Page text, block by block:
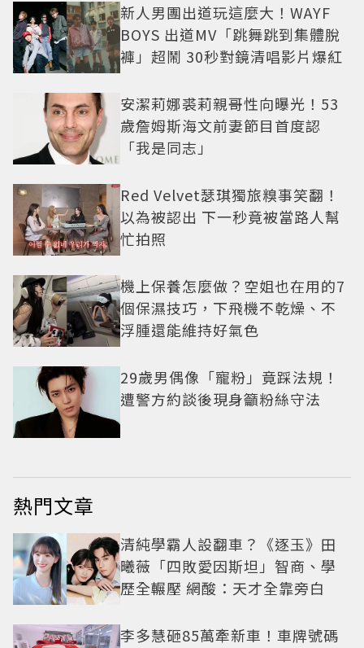
新人男團出道玩這麼大！WAYF
BOYS 出道MV「跳舞跳到集體脫
褲」超鬧 30秒對鏡清唱影片爆紅
安潔莉娜裘莉親哥性向曝光！53
歲詹姆斯海文前妻節目首度認
「我是同志」
Red Velvet瑟琪獨旅糗事笑翻！
以為被認出 下一秒竟被當路人幫
忙拍照
機上保養怎麼做？空姐也在用的7
個保濕技巧，下飛機不乾燥、不
浮腫還能維持好氣色
29歲男偶像「寵粉」竟踩法規！
遭警方約談後現身籲粉絲守法
熱門文章
清純學霸人設翻車？《逐玉》田
曦薇「四敗愛因斯坦」智商、學
歷全輾壓 網酸：天才全靠旁白
李多慧砸85萬牽新車！車牌號碼